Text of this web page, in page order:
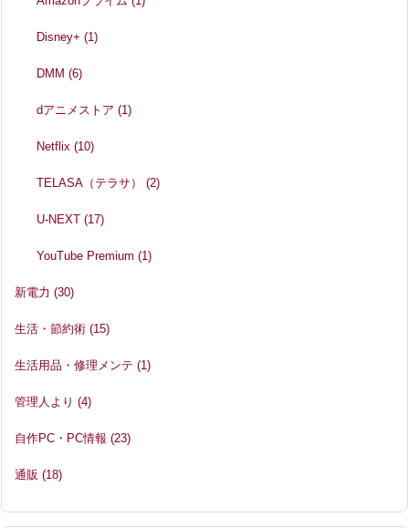
Disney+(1)
DMM(6)
dアニメストア(1)
Netflix(10)
TELASA（テラサ）(2)
U-NEXT(17)
YouTube Premium(1)
新電力 (30)
生活・節約術 (15)
生活用品・修理メンテ (1)
管理人より (4)
自作PC・PC情報 (23)
通販 (18)